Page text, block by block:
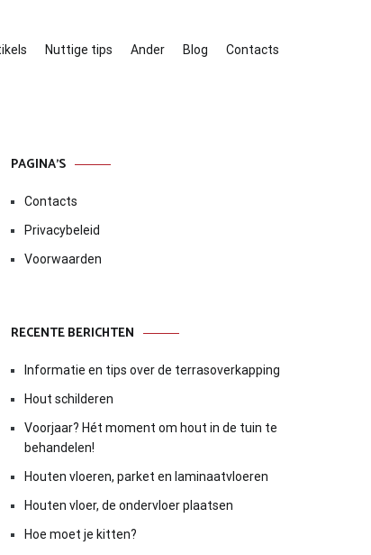
Nuttige tips Ander Blog Contacts
PAGINA’S
Contacts
Privacybeleid
Voorwaarden
RECENTE BERICHTEN
Informatie en tips over de terrasoverkapping
Hout schilderen
Voorjaar? Hét moment om hout in de tuin te
behandelen!
Houten vloeren, parket en laminaatvloeren
Houten vloer, de ondervloer plaatsen
Hoe moet je kitten?